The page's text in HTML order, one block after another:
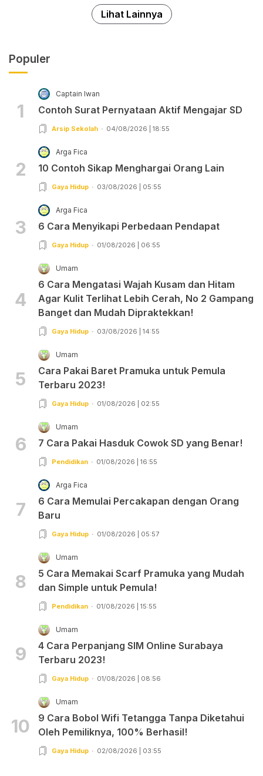
Lihat Lainnya
Populer
1
Captain Iwan
Contoh Surat Pernyataan Aktif Mengajar SD
Arsip Sekolah 04/08/2026 | 18:55
2
Arga Fica
10 Contoh Sikap Menghargai Orang Lain
Gaya Hidup 03/08/2026 | 05:55
3
Arga Fica
6 Cara Menyikapi Perbedaan Pendapat
Gaya Hidup 01/08/2026 | 06:55
4
Umam
6 Cara Mengatasi Wajah Kusam dan Hitam
Agar Kulit Terlihat Lebih Cerah, No 2 Gampang
Banget dan Mudah Dipraktekkan!
Gaya Hidup 03/08/2026 | 14:55
5
Umam
Cara Pakai Baret Pramuka untuk Pemula
Terbaru 2023!
Gaya Hidup 01/08/2026 | 02:55
6
Umam
7 Cara Pakai Hasduk Cowok SD yang Benar!
Pendidikan 01/08/2026 | 16:55
7
Arga Fica
6 Cara Memulai Percakapan dengan Orang
Baru
Gaya Hidup 01/08/2026 | 05:57
8
Umam
5 Cara Memakai Scarf Pramuka yang Mudah
dan Simple untuk Pemula!
Pendidikan 01/08/2026 | 15:55
9
Umam
4 Cara Perpanjang SIM Online Surabaya
Terbaru 2023!
Gaya Hidup 01/08/2026 | 08:56
10
Umam
9 Cara Bobol Wifi Tetangga Tanpa Diketahui
Oleh Pemiliknya, 100% Berhasil!
Gaya Hidup 02/08/2026 | 03:55